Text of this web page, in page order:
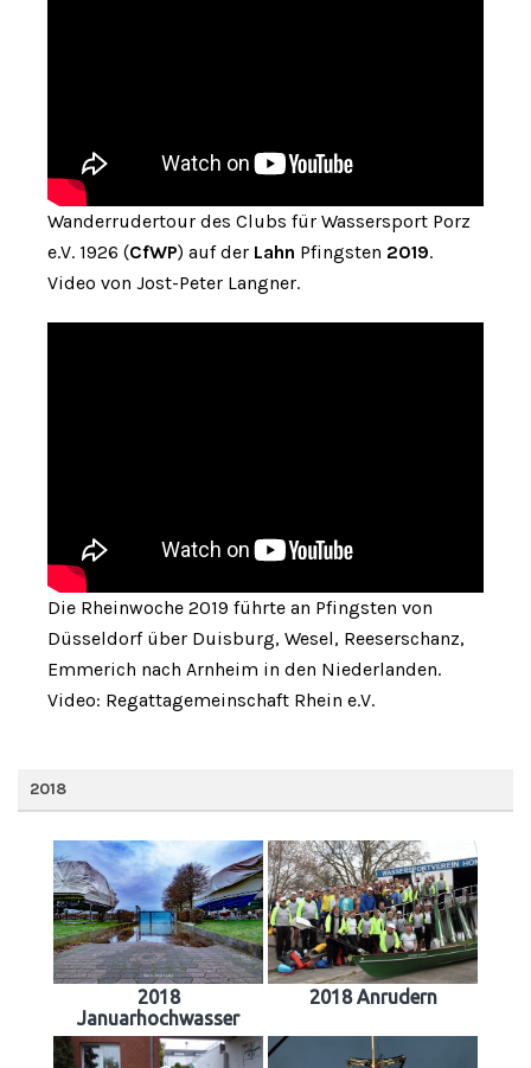
Wanderrudertour des Clubs für Wassersport Porz
e.V. 1926 (CfWP) auf der Lahn Pfingsten 2019.
Video von Jost-Peter Langner.
Die Rheinwoche 2019 führte an Pfingsten von
Düsseldorf über Duisburg, Wesel, Reeserschanz,
Emmerich nach Arnheim in den Niederlanden.
Video: Regattagemeinschaft Rhein e.V.
2018
2018
Januarhochwasser
2018 Anrudern